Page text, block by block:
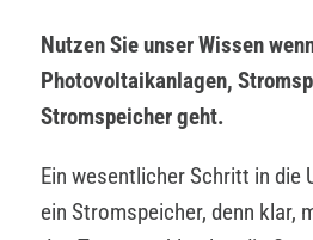
Nutzen Sie unser Wissen
Photovoltaikanlagen,
Stromspeicher geht.
Ein wesentlicher Schritt in die
ein Stromspeicher, denn klar,